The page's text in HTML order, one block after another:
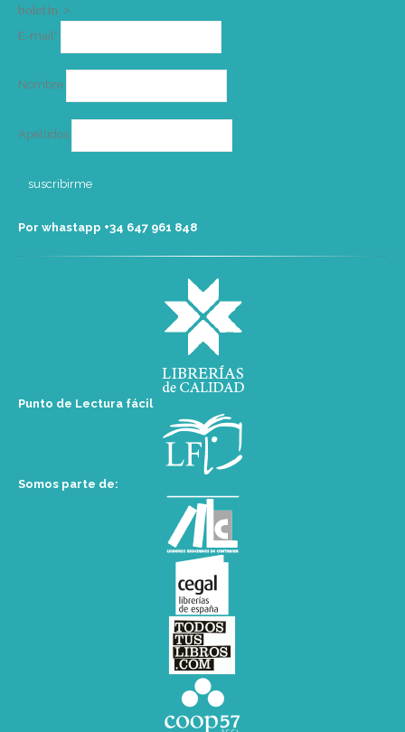
boletín. >
E-mail*
Nombre
Apellidos
Por whastapp +34 ‭647 961 848‬
Punto de Lectura fácil
Somos parte de: